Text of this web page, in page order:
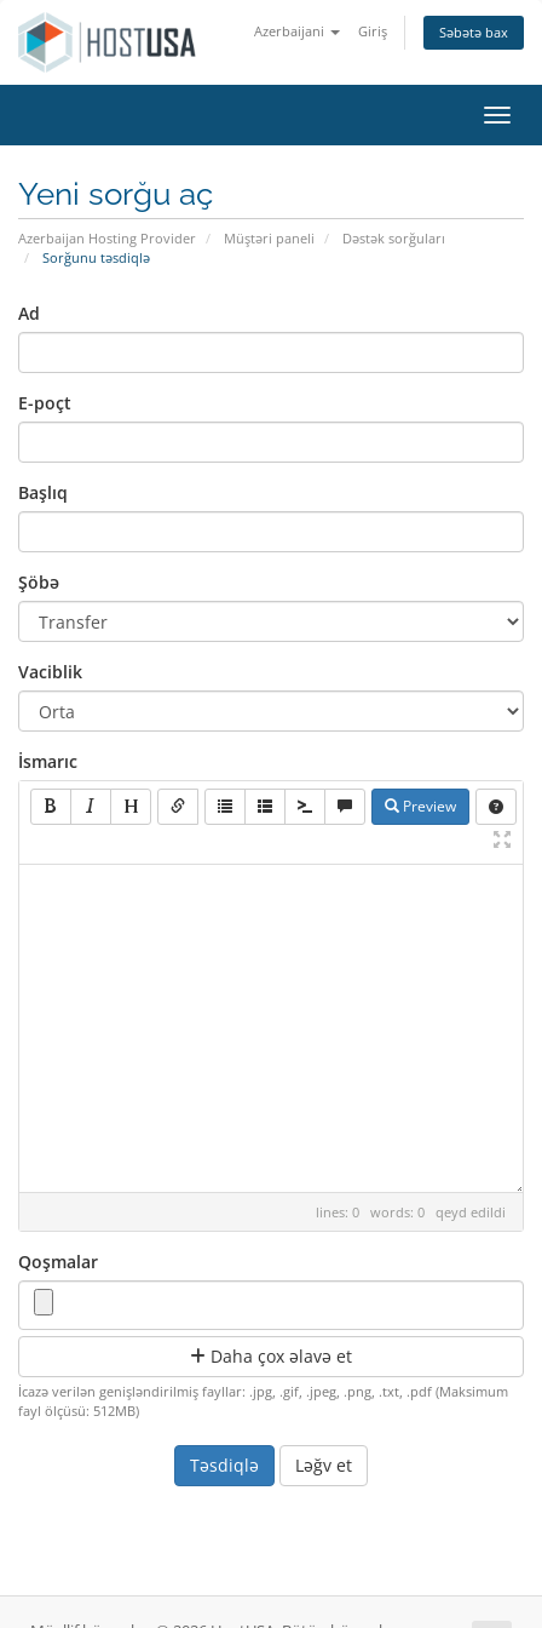
Azerbaijani Giriş Səbətə bax
Yeni sorğu aç
Azerbaijan Hosting Provider Müştəri paneli
Dəstək sorğuları
Sorğunu təsdiqlə
Ad
E-poçt
Başlıq
Şöbə
Vaciblik
İsmarıc
Preview
lines: 0 words: 0 qeyd edildi
Qoşmalar
Daha çox əlavə et
İcazə verilən genişləndirilmiş fayllar: .jpg, .gif, .jpeg, .png, .txt, .pdf (Maksimum
fayl ölçüsü: 512MB)
Ləğv et